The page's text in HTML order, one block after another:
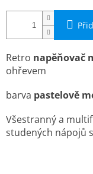
Retro napěňovač
ohřevem
barva pastelově
Všestranný a
studených nápojů